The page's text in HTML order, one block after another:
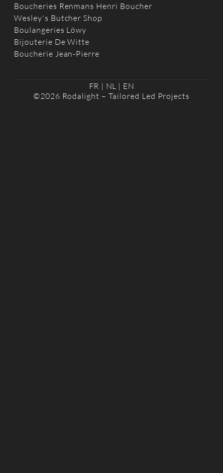
Boucheries Renmans Henri Boucher
Wesley's Butcher Shop
Boulangeries Löwy
Bijouterie De Witte
Boucherie Jean-Pierre
FR | NL | EN
©2026 Rodalight – Tailored Led Projects